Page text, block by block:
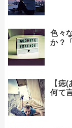
色々
か？
【痣
何て